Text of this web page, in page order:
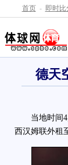
首页 - 即时比
德天
当地时间4月
西汉姆联外租